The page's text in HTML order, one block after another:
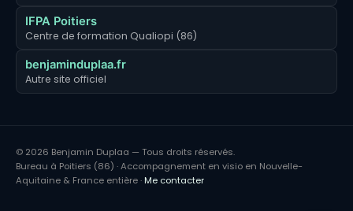
IFPA Poitiers
Centre de formation Qualiopi (86)
benjaminduplaa.fr
Autre site officiel
© 2026 Benjamin Duplaa — Tous droits réservés.
Bureau à Poitiers (86) · Accompagnement en visio en Nouvelle-
Aquitaine & France entière ·Me contacter